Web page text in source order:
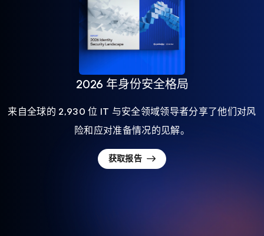
2026 年身份安全格局
来自全球的 2,930 位 IT 与安全领域领导者分享了他们对风
险和应对准备情况的见解。
获取报告